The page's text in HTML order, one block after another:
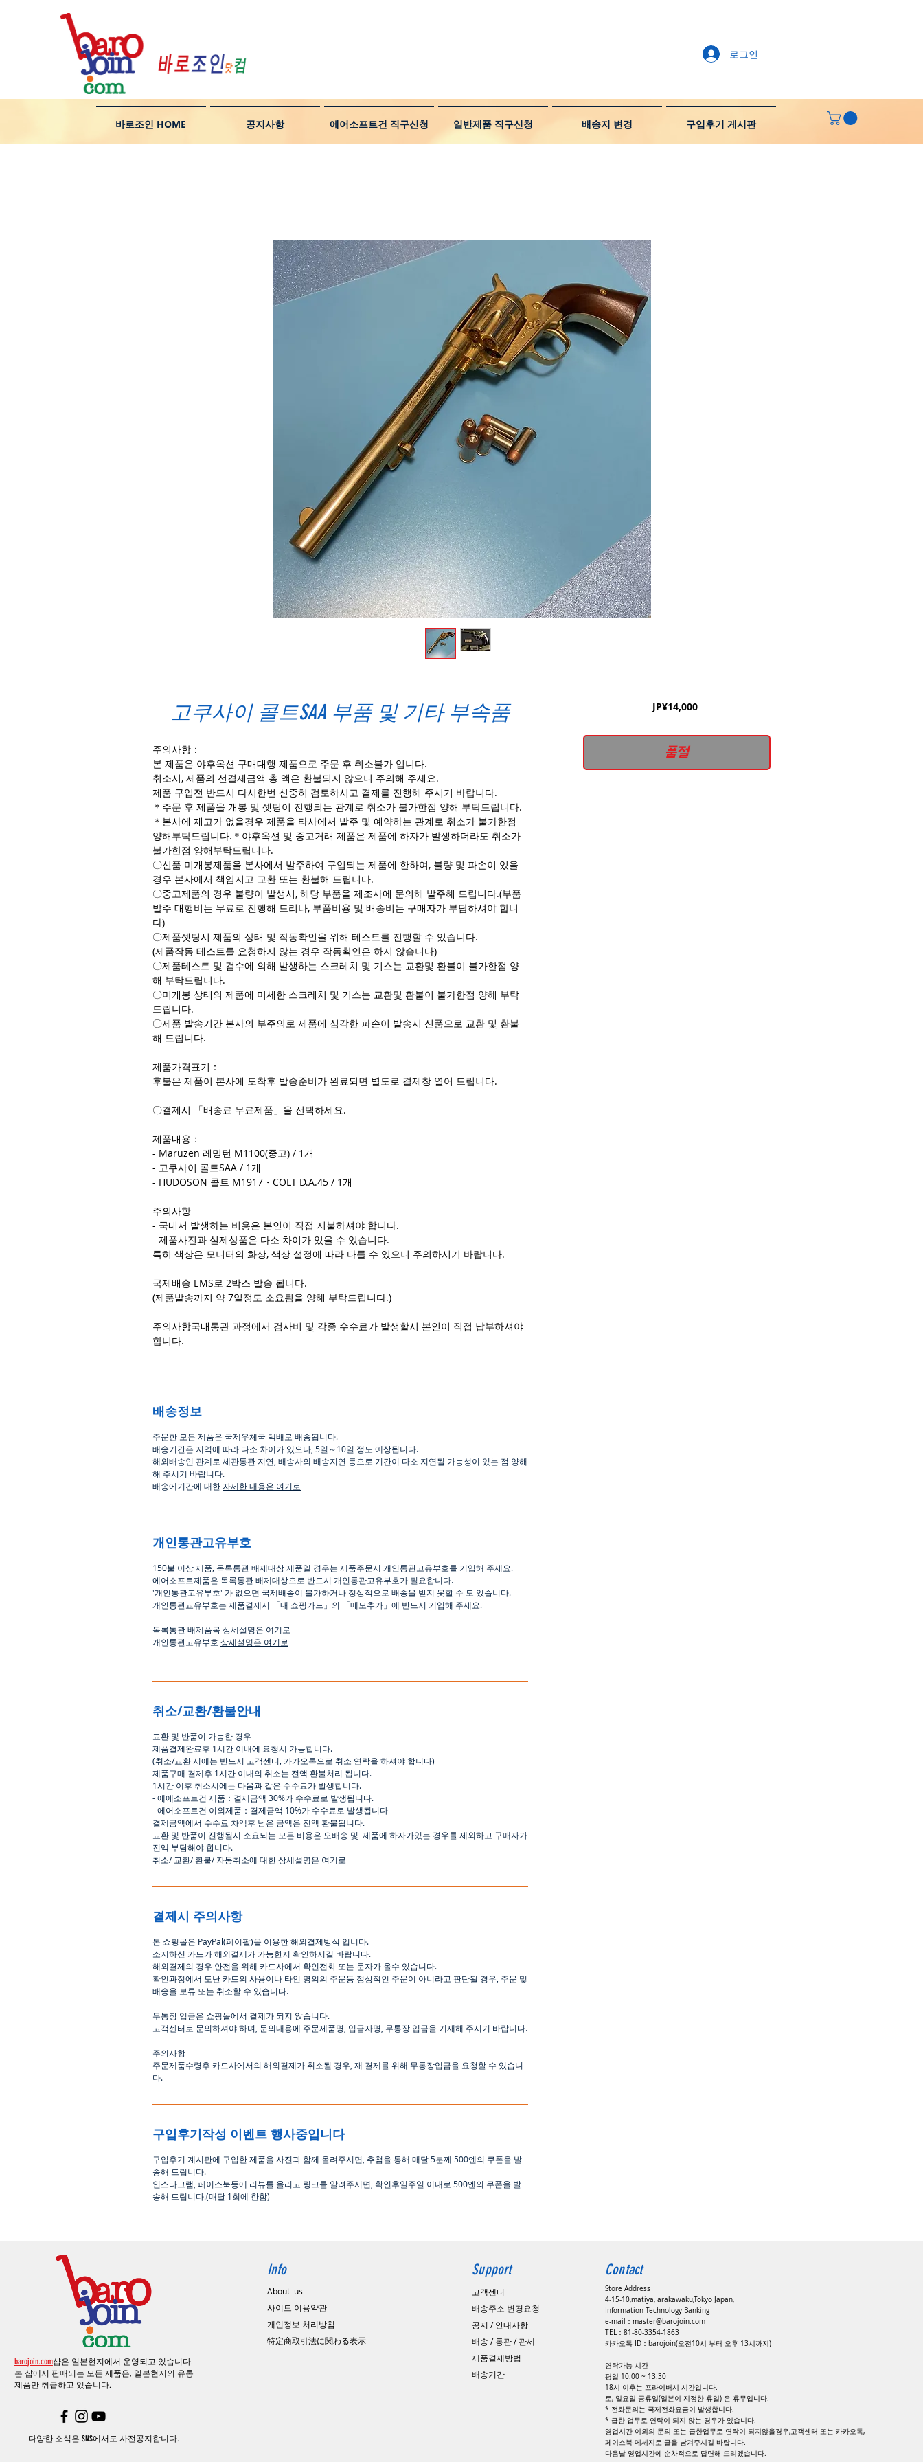
바로조인 HOME 공지사항 에어소프트건 직구신청 일반제품 직구신청 배송지 변경 구입후기 게시판
로그인
고쿠사이 콜트SAA 부품 및 기타 부속품
주의사항：
본 제품은 야후옥션 구매대행 제품으로 주문 후 취소불가 입니다.
취소시, 제품의 선결제금액 총 액은 환불되지 않으니 주의해 주세요.
제품 구입전 반드시 다시한번 신중히 검토하시고 결제를 진행해 주시기 바랍니다.
＊주문 후 제품을 개봉 및 셋팅이 진행되는 관계로 취소가 불가한점 양해 부탁드립니다.
＊본사에 재고가 없을경우 제품을 타사에서 발주 및 예약하는 관계로 취소가 불가한점
양해부탁드립니다.＊야후옥션 및 중고거래 제품은 제품에 하자가 발생하더라도 취소가
불가한점 양해부탁드립니다.
〇신품 미개봉제품을 본사에서 발주하여 구입되는 제품에 한하여, 불량 및 파손이 있을
경우 본사에서 책임지고 교환 또는 환불해 드립니다.
〇중고제품의 경우 불량이 발생시, 해당 부품을 제조사에 문의해 발주해 드립니다.(부품
발주 대행비는 무료로 진행해 드리나, 부품비용 및 배송비는 구매자가 부담하셔야 합니
다)
〇제품셋팅시 제품의 상태 및 작동확인을 위해 테스트를 진행할 수 있습니다.
(제품작동 테스트를 요청하지 않는 경우 작동확인은 하지 않습니다)
〇제품테스트 및 검수에 의해 발생하는 스크레치 및 기스는 교환및 환불이 불가한점 양
해 부탁드립니다.
〇미개봉 상태의 제품에 미세한 스크레치 및 기스는 교환및 환불이 불가한점 양해 부탁
드립니다.
〇제품 발송기간 본사의 부주의로 제품에 심각한 파손이 발송시 신품으로 교환 및 환불
해 드립니다.
제품가격표기：
후불은 제품이 본사에 도착후 발송준비가 완료되면 별도로 결제창 열어 드립니다.
〇결제시 「배송료 무료제품」을 선택하세요.
제품내용：
- Maruzen 레밍턴 M1100(중고) / 1개
- 고쿠사이 콜트SAA / 1개
- HUDOSON 콜트 M1917・COLT D.A.45 / 1개
주의사항
- 국내서 발생하는 비용은 본인이 직접 지불하셔야 합니다.
- 제품사진과 실제상품은 다소 차이가 있을 수 있습니다.
특히 색상은 모니터의 화상, 색상 설정에 따라 다를 수 있으니 주의하시기 바랍니다.
국제배송 EMS로 2박스 발송 됩니다.
(제품발송까지 약 7일정도 소요됨을 양해 부탁드립니다.)
주의사항국내통관 과정에서 검사비 및 각종 수수료가 발생할시 본인이 직접 납부하셔야
합니다.
배송정보
주문한 모든 제품은 국제우체국 택배로 배송됩니다.
배송기간은 지역에 따라 다소 차이가 있으나 5일～10일 정도 예상됩니다.
해외배송인 관계로 세관통관 지연, 배송사의 배송지연 등으로 기간이 다소 지연될 가능성이 있는 점 양해
해 주시기 바랍니다.
배송에기간에 대한자세한 내용은 여기로
개인통관고유부호
150불 이상 제품 목록통관 배제대상 제품일 경우는 제품주문시 개인통관고유부호를 기입해 주세요.
에어소프트제품은 목록통관 배제대상으로 반드시 개인통관고유부호가 필요합니다.
'개인통관고유부호' 가 없으면 국제배송이 불가하거나 정상적으로 배송을 받지 못할 수 도 있습니다.
개인통관교유부호는 제품결제시
「내 쇼핑카드 」 의 「메모추가 」 에 반드시 기입해 주세요.
목록통관 배제품목 상세설명은 여기로
개인통관고유부호 상세설명은 여기로
취소/교환/환불안내
교환 및 반품이 가능한 경우
제품결제완료후 1시간 이내에 요청시 가능합니다.
(취소/교환 시에는 반드시 고객센터 카카오톡으로 취소 연락을 하셔야 합니다)
제품구매 결제후 1시간 이내의 취소는 전액 환불처리 됩니다.
1시간 이후 취소시에는 다음과 같은 수수료가 발생합니다.
-에에소프트건 제품 ： 결제금액 30%가 수수료로 발생됩니다.
-에어소프트건 이외제품 ： 결제금액 10%가 수수료로 발생됩니다
결제금액에서 수수료 차액후 남은 금액은 전액 환불됩니다.
교환 및 반품이 진행될시 소요되는 모든 비용은 오배송 및 제품에 하자가있는 경우를 제외하고 구매자가
전액 부담해야 합니다.
취소/ 교환/환불/자동취소에 대한상세설명은 여기로
결제시 주의사항
본 쇼핑몰은 PayPal(페이팔)을 이용한해외결제방식 입니다.
소지하신 카드가해외결제가 가능한지 확인하시길 바랍니다.
해외결제의 경우 안전을 위해 카드사에서 확인전화 또는 문자가 올수 있습니다.
확인과정에서 도난카드의 사용이나 타인 명의의 주문등 정상적인 주문이 아니라고 판단될 경우 주문 및
배송을 보류 또는 취소할 수 있습니다.
무통장 입금은 쇼핑몰에서 결제가 되지 않습니다.
고객센터로 문의하셔야 하며 문의내용에 주문제품명 입금자명 무통장 입금을 기재해 주시기 바랍니다.
주의사항
주문제품수령후 카드사에서의 해외결제가취소될 경우 재 결제를 위해 무통장입금을 요청할 수 있습니
다.
구입후기작성 이벤트 행사중입니다
구입후기 계시판에 구입한 제품을 사진과 함께 올려주시면 추첨을 통해 매달5분께 500엔의 쿠폰을 발
송해 드립니다.
인스타그램 페이스북등에 리뷰를 올리고 링크를 알려주시면, 확인후일주일 이내로 500엔의 쿠폰을 발
송해 드립니다.(매달 1회에 한함)
JP¥14,000가
품절
barojoin.com샵은 일본현지에서 운영되고 있습니다.
본 샵에서 판매되는 모든 제품은, 일본현지의 유통
제품만 취급하고 있습니다.
다양한 소식은 SNS에서도 사전공지합니다.
Info
About us
사이트 이용약관
​개인정보 처리방침
特定商取引法に関わる表示
Support
고객센터
배송주소 변경요청
공지 / 안내사항
배송 / 통관 / 관세
제품결제방법
배송기간
Contact
Store Address
4-15-10,matiya, arakawaku,Tokyo Japan,
Information Technology Banking
e-mail： master@barojoin.com
​TEL：81-80-3354-1863
카카오톡 ID：barojoin(오전10시 부터 오후 13시까지)
연락가능 시간
평일 10:00 ~ 13:30
18시 이후는 프라이버시 시간입니다.
토, 일요일 공휴일(일본이 지정한 휴일) 은 휴무입니다.
* 전화문의는 국제전화요금이 발생합니다.
* 급한 업무로 연락이 되지 않는 경우가 있습니다.
영업시간 이외의 문의 또는 급한업무로 연락이 되지않을경우,고객센터 또는 카카오톡,
페이스북 메세지로 글을 남겨주시길 바랍니다.
​다음날 영업시간에 순차적으로 답면해 드리겠습니다.